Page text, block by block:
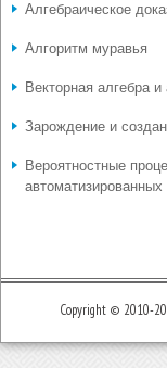
Алгебраическое
Алгоритм муравья
Векторная алгебра
Зарождение и
Вероятностные
автоматизированных
Copyright © 2010-